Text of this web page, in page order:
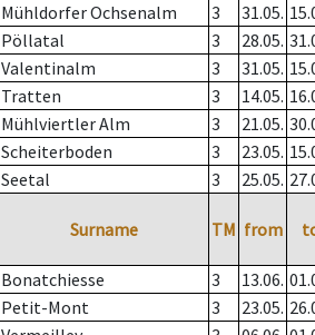
Mühldorfer Ochsenalm 3 31.05.
Pöllatal 3 28.05.
Valentinalm 3 31.05.
Tratten 3 14.05.
Mühlviertler Alm 3 21.05.
Scheiterboden 3 23.05.
Seetal 3 25.05.
Surname TM from
Bonatchiesse 3 13.06.
Petit-Mont 3 23.05.